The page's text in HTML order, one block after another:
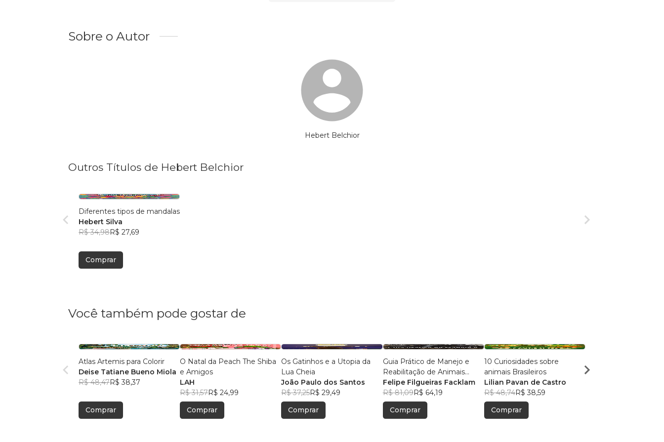
Sobre o Autor
Hebert Belchior
Outros Títulos de Hebert Belchior
Diferentes tipos de mandalas
Hebert Silva
R$ 34,98R$ 27,69
Comprar
Você também pode gostar de
Atlas Artemis para Colorir
Deise Tatiane Bueno Miola
R$ 48,47R$ 38,37
Comprar
O Natal da Peach The Shiba
e Amigos
LAH
R$ 31,57R$ 24,99
Comprar
Os Gatinhos e a Utopia da
Lua Cheia
João Paulo dos Santos
R$ 37,25R$ 29,49
Comprar
Guia Prático de Manejo e
Reabilitação de Animais
Silvestres
Felipe Filgueiras Facklam
R$ 81,09R$ 64,19
Comprar
10 Curiosidades sobre
animais Brasileiros
Lilian Pavan de Castro
R$ 48,74R$ 38,59
Comprar
Cristiano Români